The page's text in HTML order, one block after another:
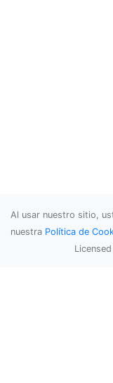
Al usar nuestro sitio,
nuestra Política de